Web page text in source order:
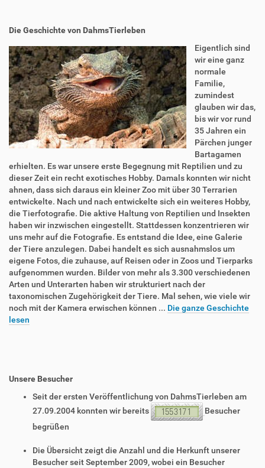
Die Geschichte von DahmsTierleben
Eigentlich sind
wir eine ganz
normale
Familie,
zumindest
glauben wir das,
bis wir vor rund
35 Jahren ein
Pärchen junger
Bartagamen
erhielten. Es war unsere erste Begegnung mit Reptilien und zu
dieser Zeit ein recht exotisches Hobby. Damals konnten wir nicht
ahnen, dass sich daraus ein kleiner Zoo mit über 30 Terrarien
entwickelte. Nach und nach entwickelte sich ein weiteres Hobby,
die Tierfotografie. Die aktive Haltung von Reptilien und Insekten
haben wir inzwischen eingestellt. Stattdessen konzentrieren wir
uns mehr auf die Fotografie. Es entstand die Idee, eine Galerie
der Tiere anzulegen. Dabei handelt es sich ausnahmslos um
eigene Fotos, die zuhause, auf Reisen oder in Zoos und Tierparks
aufgenommen wurden. Bilder von mehr als 3.300 verschiedenen
Arten und Unterarten haben wir strukturiert nach der
taxonomischen Zugehörigkeit der Tiere. Mal sehen, wie viele wir
noch mit der Kamera erwischen können ... Die ganze Geschichte
lesen
Unsere Besucher
Seit der ersten Veröffentlichung von DahmsTierleben am
27.09.2004 konnten wir bereits
Besucher
begrüßen
Die Übersicht zeigt die Anzahl und die Herkunft unserer
Besucher seit September 2009, wobei ein Besucher